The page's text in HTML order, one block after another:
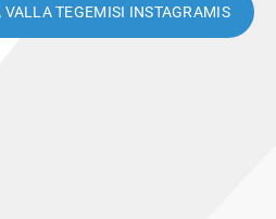
TEGEMISI INSTAGRAMIS